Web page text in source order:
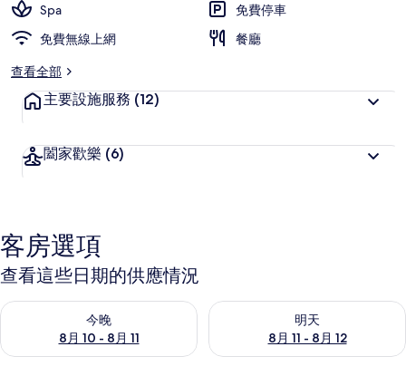
Spa
免費停車
免費無線上網
餐廳
查看全部
主要設施服務 (12)
闔家歡樂 (6)
客房選項
查看這些日期的供應情況
今晚
8月 10 - 8月 11
查看今晚 (8月 10 - 8月 11) 的供應情況
明天
8月 11 - 8月 12
查看明天 (8月 11 - 8月 12) 的供